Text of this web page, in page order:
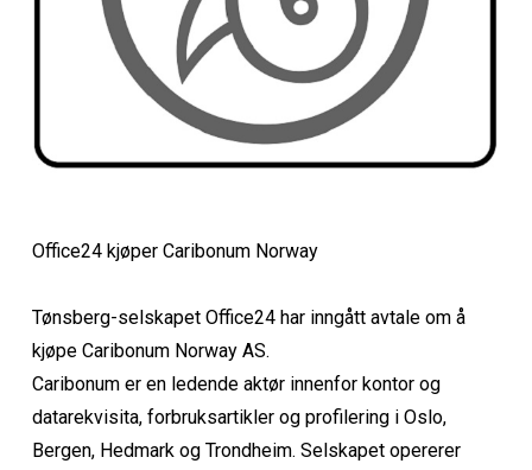
Office24 kjøper Caribonum Norway
Tønsberg-selskapet Office24 har inngått avtale om å
kjøpe Caribonum Norway AS.
Caribonum er en ledende aktør innenfor kontor og
datarekvisita, forbruksartikler og profilering i Oslo,
Bergen, Hedmark og Trondheim. Selskapet opererer